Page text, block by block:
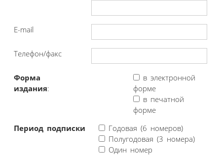
E-mail
Телефон/факс
Форма
издания:
в электронной
форме
в печатной
форме
Период подписки
Годовая (6 номеров)
Полугодовая (3 номера)
Один номер